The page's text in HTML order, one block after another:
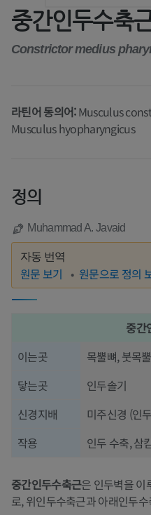
중간인두수축
Constrictor medius
라틴어 동의어:Musculus
Musculus hyopharyngicus
정의
Muhammad A. Javaid
자동 번역
원문 보기 원문으로 정의
중간
이는곳
목뿔뼈, 붓목
닿는곳
인두솔기
신경지배
미주신경 (인
작용
인두 수축, 삼
중간인두수축근은 인두벽을 이
로, 위인두수축근과 아래인두